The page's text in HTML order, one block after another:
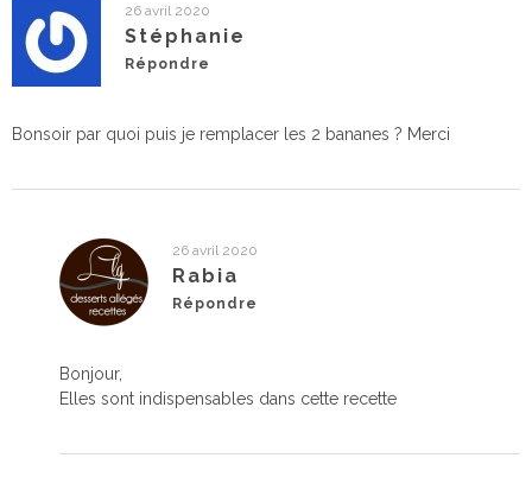
26 avril 2020
Stéphanie
Répondre
Bonsoir par quoi puis je remplacer les 2 bananes ? Merci
26 avril 2020
Rabia
Répondre
Bonjour,
Elles sont indispensables dans cette recette